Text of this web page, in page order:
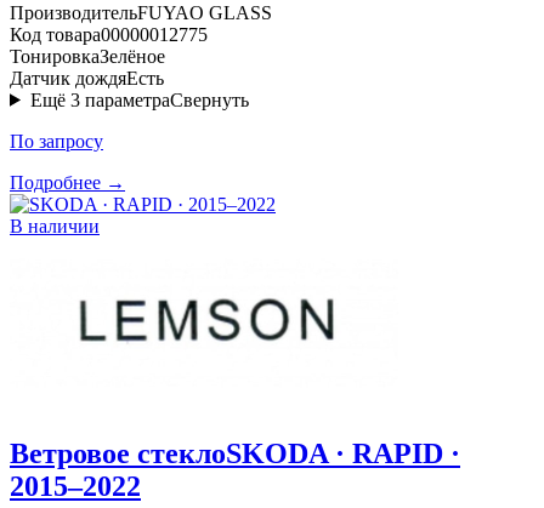
ПроизводительFUYAO GLASS
Код товара00000012775
ТонировкаЗелёное
Датчик дождяЕсть
Ещё 3 параметраСвернуть
По запросу
Подробнее →
В наличии
Ветровое стеклоSKODA · RAPID ·
2015–2022